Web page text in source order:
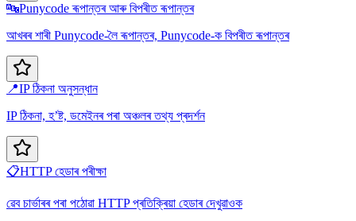
🔤Punycode ৰূপান্তৰ আৰু বিপৰীত ৰূপান্তৰ
আখৰৰ শাৰী Punycode-লৈ ৰূপান্তৰ, Punycode-ক বিপৰীত ৰূপান্তৰ
📍IP ঠিকনা অনুসন্ধান
IP ঠিকনা, হ’ষ্ট, ডমেইনৰ পৰা অঞ্চলৰ তথ্য প্ৰদৰ্শন
📋HTTP হেডাৰ পৰীক্ষা
ৱেব চাৰ্ভাৰৰ পৰা পঠোৱা HTTP প্ৰতিক্ৰিয়া হেডাৰ দেখুৱাওক